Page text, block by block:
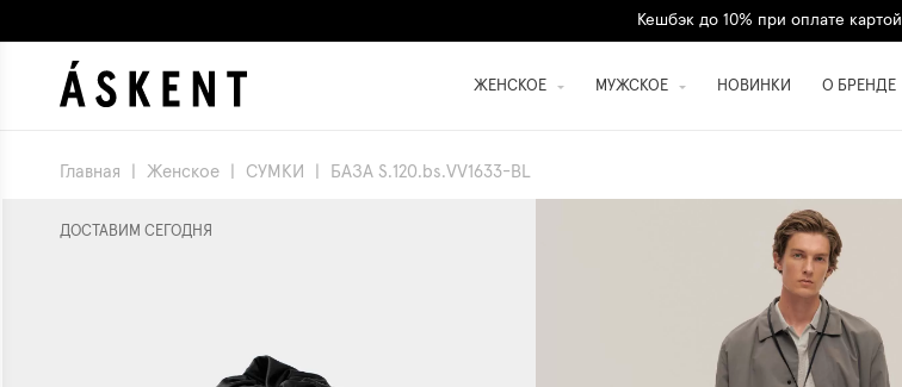
Кешбэк до 10% при оплате картой
ЖЕНСКОЕ МУЖСКОЕ НОВИНКИ О БРЕНДЕ
Главная Женское СУМКИ БАЗА S.120.bs.VV1633-BL
ДОСТАВИМ СЕГОДНЯ